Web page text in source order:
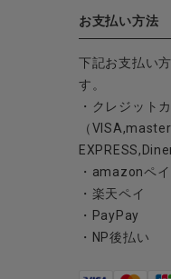
お支払い方法
下記お支払い
す。
・クレジット
（
・amazonペ
・楽天ペイ
・PayPay
・NP後払い